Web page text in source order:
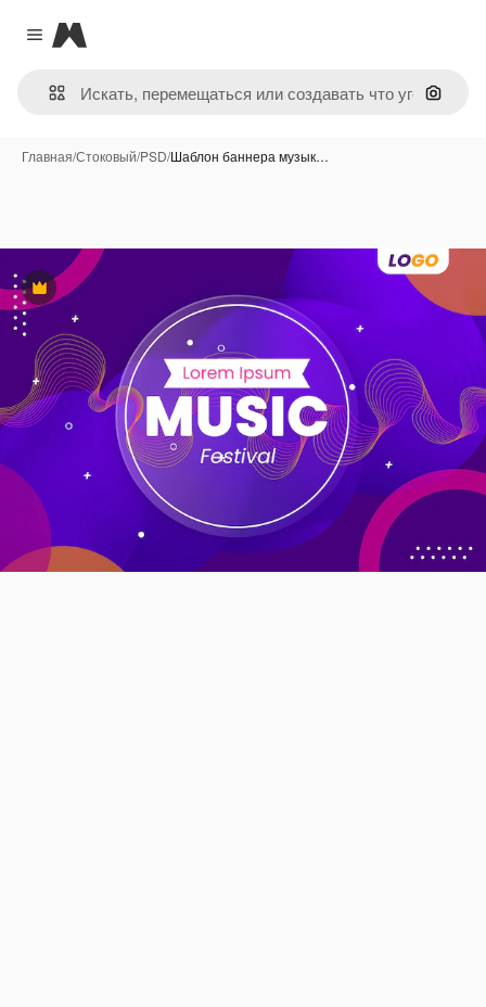
Close menu
Magnific
Поиск
Главная/Стоковый/PSD/Шаблон баннера музык…
Премиум